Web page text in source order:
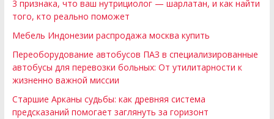
3 признака, что ваш нутрициолог — шарлатан, и как найти
того, кто реально поможет
Мебель Индонезии распродажа москва купить
Переоборудование автобусов ПАЗ в специализированные
автобусы для перевозки больных: От утилитарности к
жизненно важной миссии
Старшие Арканы судьбы: как древняя система
предсказаний помогает заглянуть за горизонт